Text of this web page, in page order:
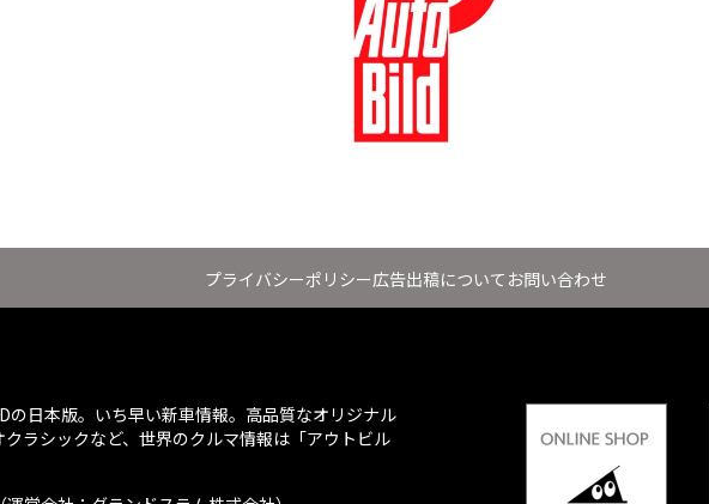
プライバシーポリシー広告出稿について お問い合わせ
日本版。いち早い新車情報。高品質なオリジナル
ラシックなど、世界のクルマ情報は「アウトビル